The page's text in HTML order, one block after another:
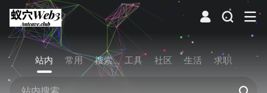
站内 常用 搜索 工具 社区 生活 求职